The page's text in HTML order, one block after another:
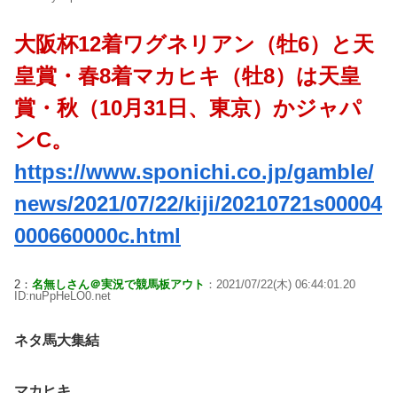
大阪杯12着ワグネリアン（牡6）と天
皇賞・春8着マカヒキ（牡8）は天皇
賞・秋（10月31日、東京）かジャパ
ンC。
https://www.sponichi.co.jp/gamble/
news/2021/07/22/kiji/20210721s00004
000660000c.html
2： 名無しさん＠実況で競馬板アウト ：2021/07/22(木) 06:44:01.20
ID:nuPpHeLO0.net
ネタ馬大集結